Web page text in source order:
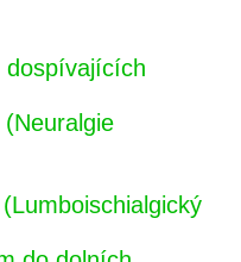
dospívajících